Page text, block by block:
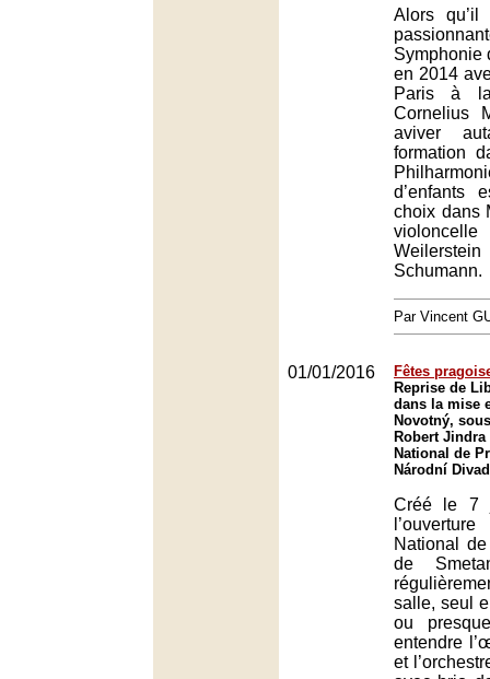
Alors
Symphonie
en 2014
Paris à
Cornelius
aviver
formation
d’enfants
choix dans
Schumann.
Par Vincent
01/01/2016
Fêtes
Reprise de
dans la mise
Novotný,
Robert Jindra
National de
Národní
Créé le 7
National
de
salle, seul
ou
entendre
et